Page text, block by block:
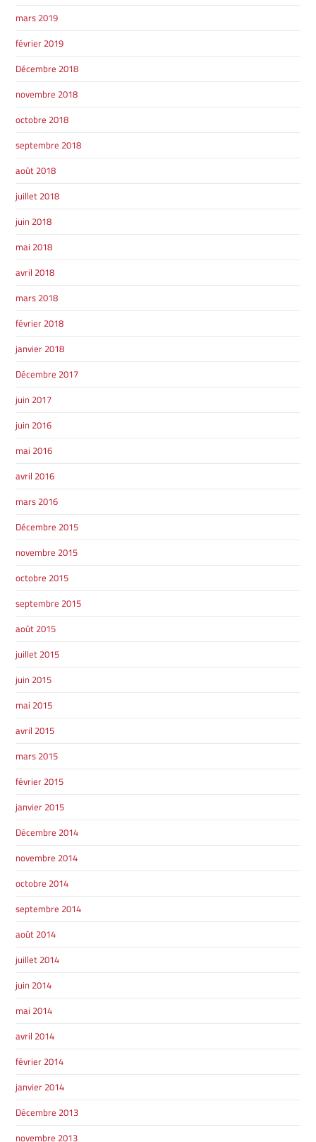
mars 2019
février 2019
Décembre 2018
novembre 2018
octobre 2018
septembre 2018
août 2018
juillet 2018
juin 2018
mai 2018
avril 2018
mars 2018
février 2018
janvier 2018
Décembre 2017
juin 2017
juin 2016
mai 2016
avril 2016
mars 2016
Décembre 2015
novembre 2015
octobre 2015
septembre 2015
août 2015
juillet 2015
juin 2015
mai 2015
avril 2015
mars 2015
février 2015
janvier 2015
Décembre 2014
novembre 2014
octobre 2014
septembre 2014
août 2014
juillet 2014
juin 2014
mai 2014
avril 2014
février 2014
janvier 2014
Décembre 2013
novembre 2013